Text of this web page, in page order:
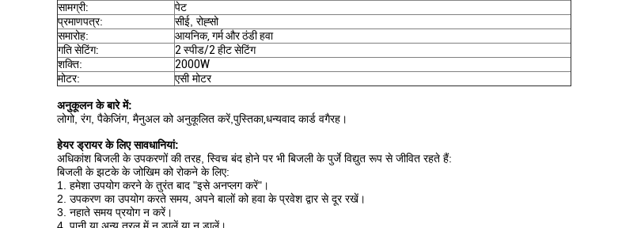
सामग्री:
पेट
प्रमाणपत्र:
सीई, रोह्सो
समारोह:
आयनिक, गर्म और ठंडी हवा
गति सेटिंग:
2 स्पीड/2 हीट सेटिंग
शक्ति:
2000W
मोटर:
एसी मोटर
अनुकूलन के बारे में:
लोगो, रंग, पैकेजिंग, मैनुअल को अनुकूलित करें,पुस्तिका,धन्यवाद कार्ड वगैरह।
हेयर ड्रायर के लिए सावधानियां:
अधिकांश बिजली के उपकरणों की तरह, स्विच बंद होने पर भी बिजली के पुर्जे विद्युत रूप से जीवित रहते हैं:
बिजली के झटके के जोखिम को रोकने के लिए:
1. हमेशा उपयोग करने के तुरंत बाद "इसे अनप्लग करें"।
2. उपकरण का उपयोग करते समय, अपने बालों को हवा के प्रवेश द्वार से दूर रखें।
3. नहाते समय प्रयोग न करें।